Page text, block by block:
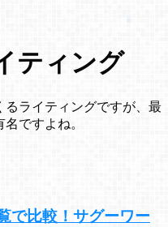
ティング
ライティングですが、最
ですよね。
で比較！サグーワー